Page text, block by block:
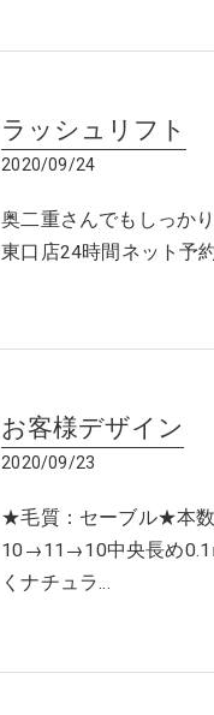
ラッシュリフト
2020/09/24
奥二重さんでもしっか
東口店24時間ネット予
お客様デザイン
2020/09/23
★毛質：セーブル★本
10→11→10中央長め0.1
くナチュラ…